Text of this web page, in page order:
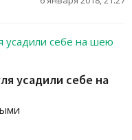
усадили себе на